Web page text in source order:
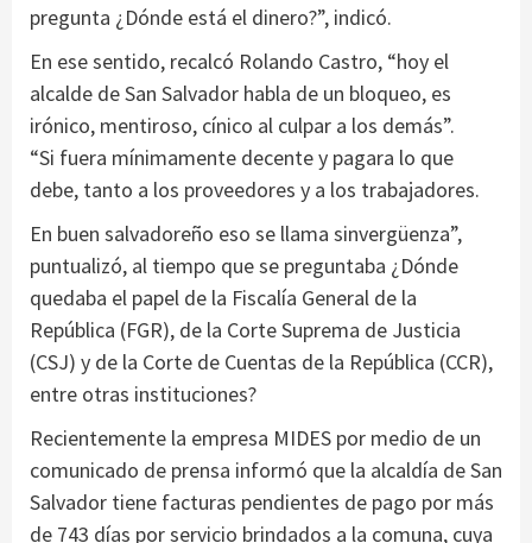
pregunta ¿Dónde está el dinero?”, indicó.
En ese sentido, recalcó Rolando Castro, “hoy el
alcalde de San Salvador habla de un bloqueo, es
irónico, mentiroso, cínico al culpar a los demás”.
“Si fuera mínimamente decente y pagara lo que
debe, tanto a los proveedores y a los trabajadores.
En buen salvadoreño eso se llama sinvergüenza”,
puntualizó, al tiempo que se preguntaba ¿Dónde
quedaba el papel de la Fiscalía General de la
República (FGR), de la Corte Suprema de Justicia
(CSJ) y de la Corte de Cuentas de la República (CCR),
entre otras instituciones?
Recientemente la empresa MIDES por medio de un
comunicado de prensa informó que la alcaldía de San
Salvador tiene facturas pendientes de pago por más
de 743 días por servicio brindados a la comuna, cuya